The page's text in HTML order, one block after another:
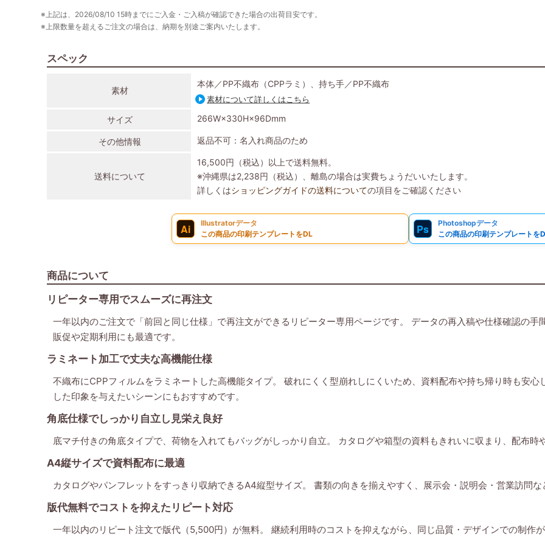
※上記は、2026/08/10 15時までにご入金・ご入稿が確認できた場合の出荷目安です。
※上限数量を超えるご注文の場合は、納期を別途ご案内いたします。
スペック
素材
本体／PP不織布（CPPラミ）、持ち手／PP不織布
素材について詳しくはこちら
サイズ 266W×330H×96Dmm
その他情報 返品不可：名入れ商品のため
送料について
16,500円（税込）以上で送料無料。
※沖縄県は2,238円（税込）、離島の場合は実費ちょうだいいたします。
詳しくはショッピングガイドの送料についての項目をご確認ください
Ai
Illustratorデータ
この商品の印刷テンプレートをDL
Ps
Photoshopデータ
この商品の印刷テンプレートを
商品について
リピーター専用でスムーズに再注文
一年以内のご注文で「前回と同じ仕様」で再注文ができるリピーター専用ページです。 データの再入稿や仕様確認の
販促や定期利用にも最適です。
ラミネート加工で丈夫な高機能仕様
不織布にCPPフィルムをラミネートした高機能タイプ。 破れにくく型崩れしにくいため、資料配布や持ち帰り時も安
した印象を与えたいシーンにもおすすめです。
角底仕様でしっかり自立し見栄え良好
底マチ付きの角底タイプで、荷物を入れてもバッグがしっかり自立。 カタログや箱型の資料もきれいに収まり、配布時
A4縦サイズで資料配布に最適
カタログやパンフレットをすっきり収納できるA4縦型サイズ。 書類の向きを揃えやすく、展示会・説明会・営業訪問
版代無料でコストを抑えたリピート対応
一年以内のリピート注文で版代（5,500円）が無料。 継続利用時のコストを抑えながら、同じ品質・デザインでの制作